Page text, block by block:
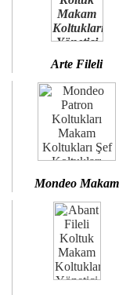
Arte Fileli
Mondeo Makam